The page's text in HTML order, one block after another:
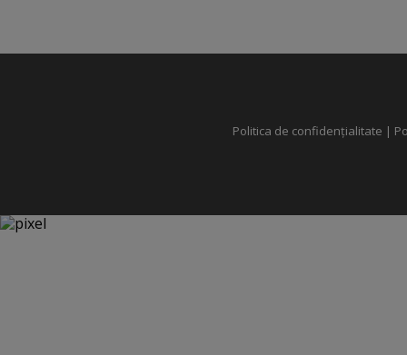
Politica de confidențialitate |